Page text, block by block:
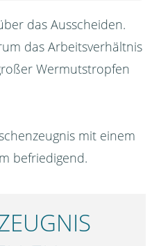
das Ausscheiden.
das Arbeitsverhältnis
Wermutstropfen
mit einem
befriedigend.